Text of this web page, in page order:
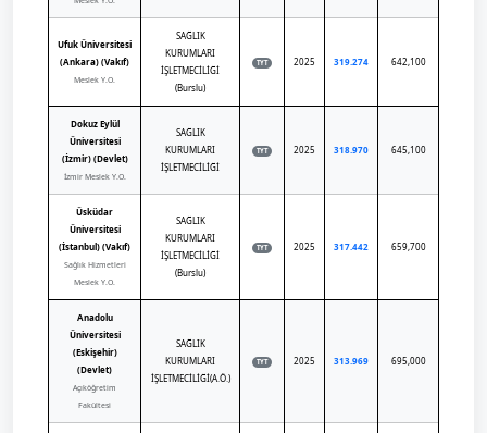
Ufuk Üniversitesi
(Ankara) (Vakıf)
Meslek Y.O.
SAĞLIK
KURUMLARI
İŞLETMECİLİĞİ
(Burslu)
TYT 2025 319.274 642,100
Dokuz Eylül
Üniversitesi
(İzmir) (Devlet)
İzmir Meslek Y.O.
SAĞLIK
KURUMLARI
İŞLETMECİLİĞİ
TYT 2025 318.970 645,100
Üsküdar
Üniversitesi
(İstanbul) (Vakıf)
Sağlık Hizmetleri
Meslek Y.O.
SAĞLIK
KURUMLARI
İŞLETMECİLİĞİ
(Burslu)
TYT 2025 317.442 659,700
Anadolu
Üniversitesi
(Eskişehir)
(Devlet)
Açıköğretim
Fakültesi
SAĞLIK
KURUMLARI
İŞLETMECİLİĞİ(A.Ö.)
TYT 2025 313.969 695,000